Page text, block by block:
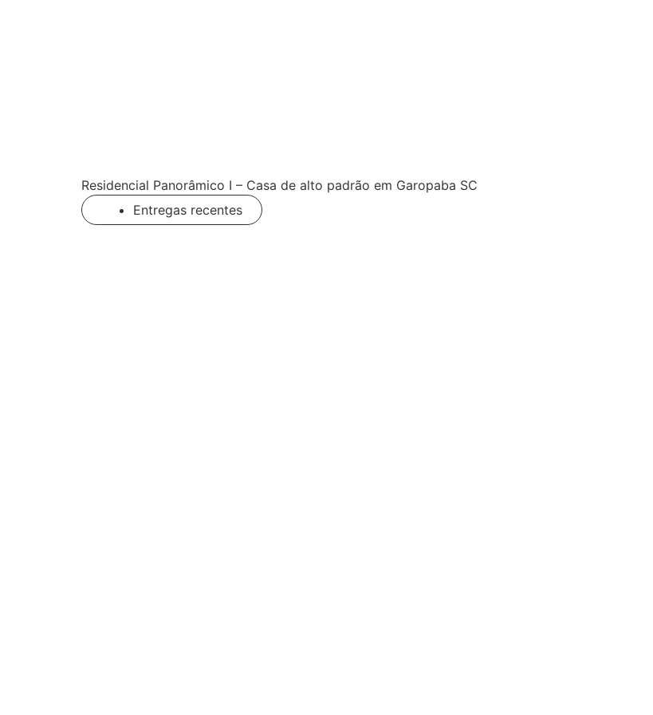
Residencial Panorâmico I – Casa de alto padrão em Garopaba SC
Entregas recentes